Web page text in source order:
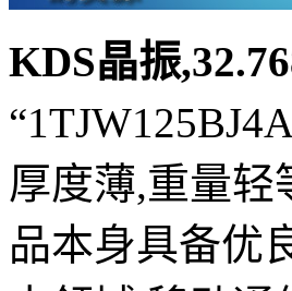
KDS晶振
厚度薄,重量轻
品本身具备优